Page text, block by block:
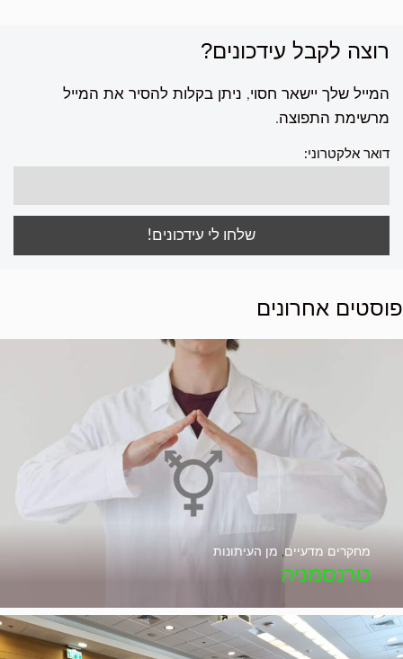
רוצה לקבל עידכונים?
המייל שלך יישאר חסוי, ניתן בקלות להסיר את המייל
מרשימת התפוצה.
דואר אלקטרוני:
פוסטים אחרונים
טרנסמניה
מחקרים מדעיים, מן העיתונות